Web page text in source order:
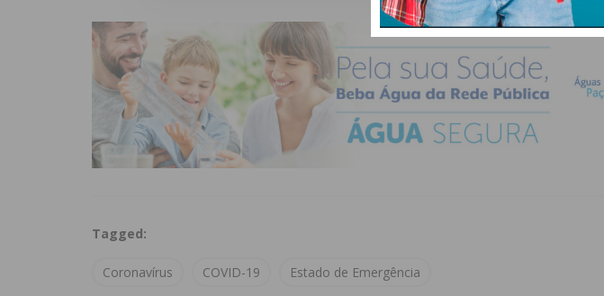
Tagged:
Coronavírus COVID-19 Estado de Emergência